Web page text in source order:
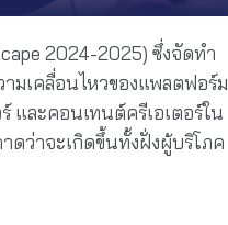
2024-2025) ซึ่งจัดทำ
มเคลื่อนไหวของแพลตฟอร์ม
และคอนเทนต์ครีเอเตอร์ใน
ดว่าจะเกิดขึ้นทั้งฝั่งผู้บริโภค